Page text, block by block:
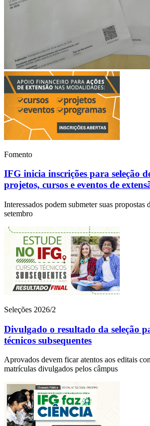
Fomento
IFG inicia inscrições para seleção
projetos, cursos e eventos de
Interessados podem submeter suas propostas
setembro
Seleções 2026/2
Divulgado o resultado da seleção
técnicos subsequentes
Aprovados devem ficar atentos aos editais
matrículas divulgados pelos câmpus